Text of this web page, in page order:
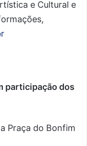
e Cultural e
participação dos
Praça do Bonfim